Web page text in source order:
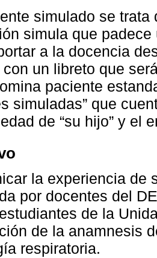
simulado se
simula que
a la docencia
con un libreto que
paciente
simuladas” que
de “su hijo” y el
la experiencia de
por docentes del
de la
de la anamnesis
respiratoria.